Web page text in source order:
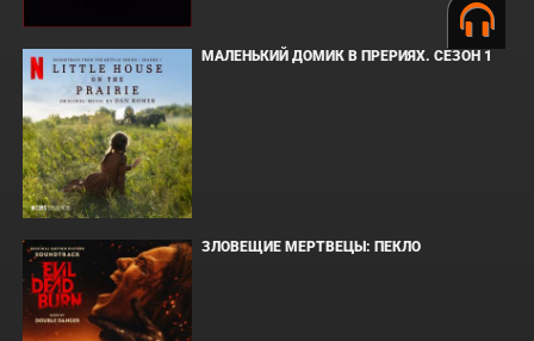
МАЛЕНЬКИЙ ДОМИК В ПРЕРИЯХ. СЕЗОН 1
ЗЛОВЕЩИЕ МЕРТВЕЦЫ: ПЕКЛО